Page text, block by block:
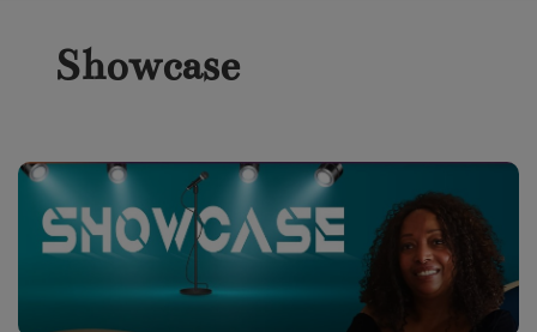
Showcase